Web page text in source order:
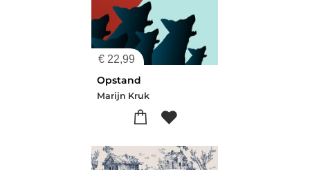
€ 22,99
Opstand
Marijn Kruk